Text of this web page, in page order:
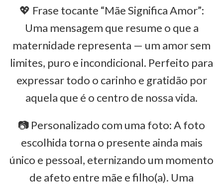
💖 Frase tocante “Mãe Significa Amor”:
Uma mensagem que resume o que a
maternidade representa — um amor sem
limites, puro e incondicional. Perfeito para
expressar todo o carinho e gratidão por
aquela que é o centro de nossa vida.
📷 Personalizado com uma foto: A foto
escolhida torna o presente ainda mais
único e pessoal, eternizando um momento
de afeto entre mãe e filho(a). Uma